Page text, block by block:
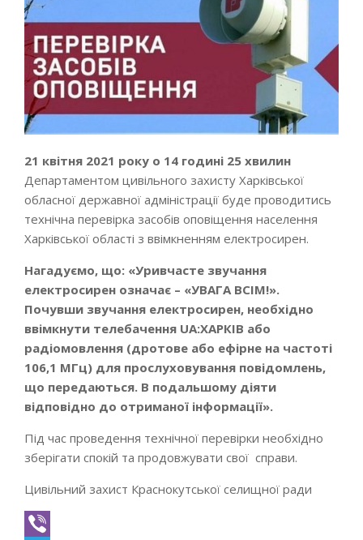
21 квітня 2021 року о 14 годині 25 хвилин
Департаментом цивільного захисту Харківської
обласної державної адміністрації буде проводитись
технічна перевірка засобів оповіщення населення
Харківської області з ввімкненням електросирен.
Нагадуємо, що: «Уривчасте звучання
електросирен означає – «УВАГА ВСІМ!».
Почувши звучання електросирен, необхідно
ввімкнути телебачення UA:ХАРКІВ або
радіомовлення (дротове або ефірне на частоті
106,1 МГц) для прослуховування повідомлень,
що передаються. В подальшому діяти
відповідно до отриманої інформації».
Під час проведення технічної перевірки необхідно
зберігати спокій та продовжувати свої справи.
Цивільний захист Краснокутської селищної ради